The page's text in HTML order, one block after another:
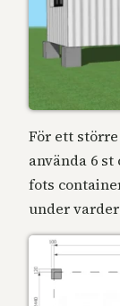
För ett
använda 6
fots
under